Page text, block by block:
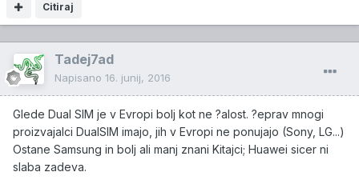
Citiraj
Tadej7ad
Napisano 16. junij, 2016
Glede Dual SIM je v Evropi bolj kot ne ?alost. ?eprav mnogi
proizvajalci DualSIM imajo, jih v Evropi ne ponujajo (Sony, LG...)
Ostane Samsung in bolj ali manj znani Kitajci; Huawei sicer ni
slaba zadeva.